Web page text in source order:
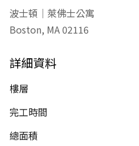
波士頓｜萊佛士公寓
Boston, MA 02116
詳細資料
樓層
完工時間
總面積